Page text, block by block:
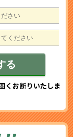
くお断りいたしま